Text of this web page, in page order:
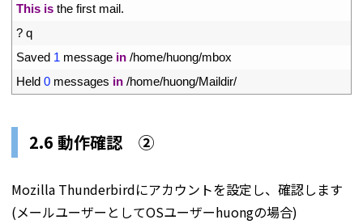
This is the first mail.
? q
Saved 1 message in /home/huong/mbox
Held 0 messages in /home/huong/Maildir/
2.6 動作確認 ➁
Mozilla Thunderbirdにアカウントを設定し、確認します
(メールユーザーとしてOSユーザーhuongの場合)